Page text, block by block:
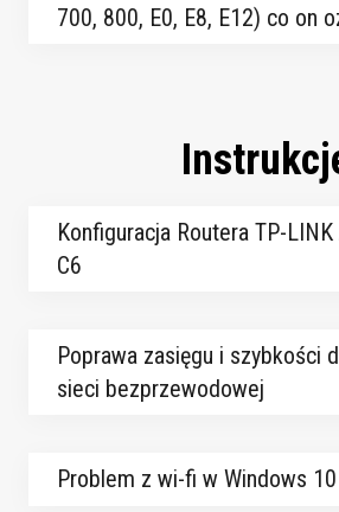
700, 800, E0, E8, E12) co on
Konfiguracja Routera TP-
C6
Poprawa zasięgu i szybkości
sieci bezprzewodowej
Problem z wi-fi w Windows 10